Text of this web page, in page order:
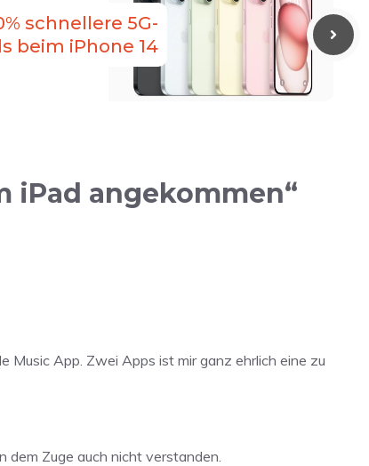
schnellere 5G-
beim iPhone 14
iPad angekommen“
Music App. Zwei Apps ist mir ganz ehrlich eine zu
dem Zuge auch nicht verstanden.